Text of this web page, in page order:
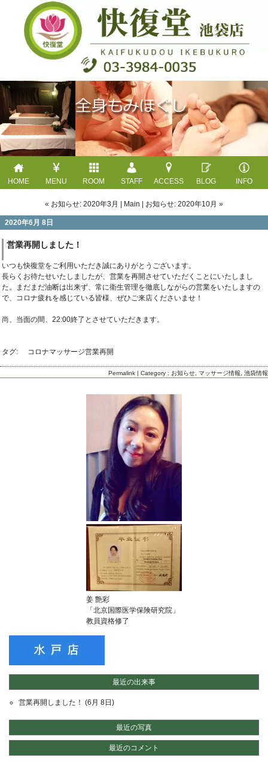
HOME MENU ROOM STAFF ACCESS BLOG INFO
« お知らせ: 2020年3月 | Main | お知らせ: 2020年10月 »
2020年6月 8日
営業再開しました！
いつも快復堂をご利用いただき誠にありがとうございます。
長らくお待たせいたしましたが、営業を再開させていただくことにいたしまし
た。まだまだ油断は出来ず、常に衛生管理を徹底しながらの営業をいたしますの
で、コロナ疲れを感じている皆様、ぜひご来店くださいませ！
尚、当面の間、22:00終了とさせていただきます。
タグ: コロナマッサージ営業再開
Permalink | Category : お知らせ マッサージ情報 池袋情報
姜 艶彩
「北京国際医学保険研究院 」
教員資格修了
最近の出来事
営業再開しました！ (6月 8日)
最近の写真
最近のコメント